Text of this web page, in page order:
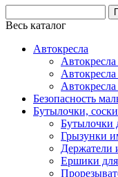
Весь каталог
Автокресла
Безопасность
Бутылочки, соски
Бутылочки
Грызунки
Держатели
Ершики